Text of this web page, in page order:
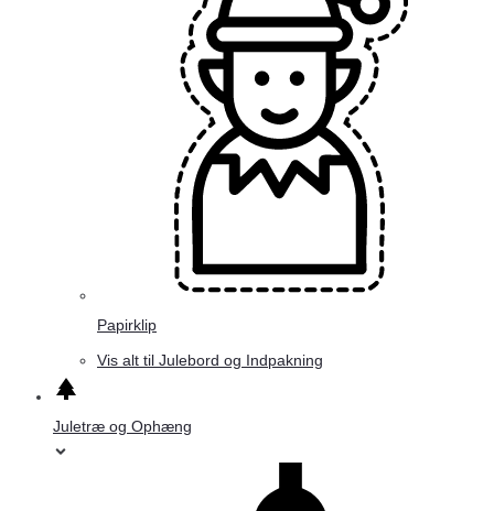
Papirklip
Vis alt til Julebord og Indpakning
Juletræ og Ophæng